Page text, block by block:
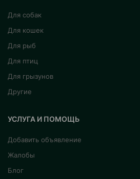
Для собак
Для кошек
Для рыб
Для птиц
Для грызунов
Другие
УСЛУГА И ПОМОЩЬ
Добавить объявление
Жалобы
Блог